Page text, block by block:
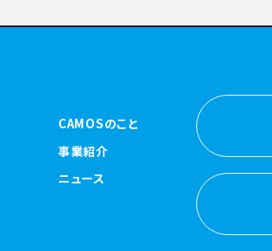
CAMOSのこと
事業紹介
ニュース